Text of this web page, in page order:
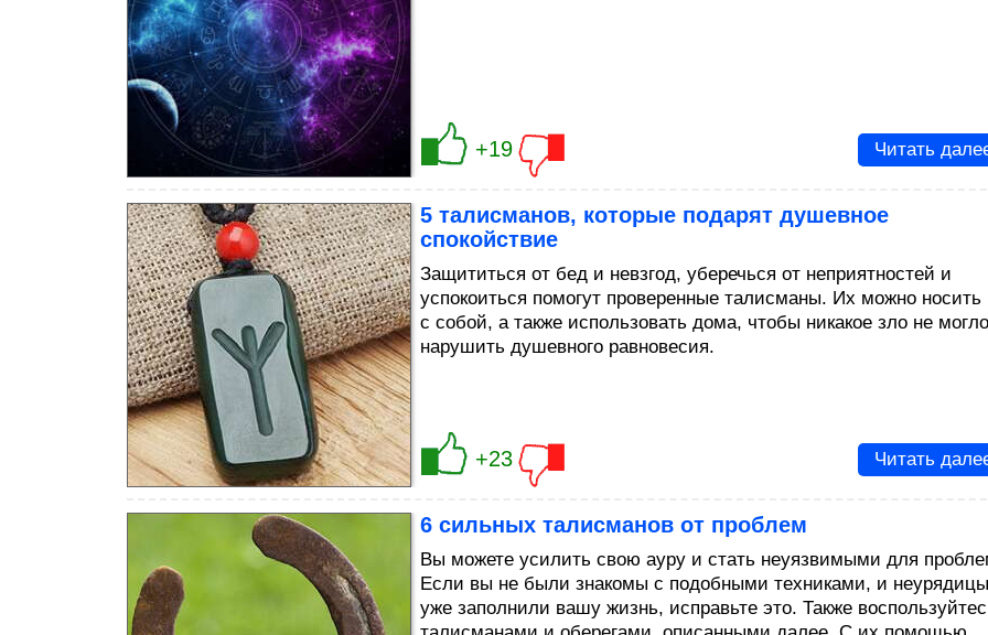
+19 Читать
5 талисманов, которые подарят душевное
спокойствие
Защититься от бед и невзгод, уберечься от неприятностей и
успокоиться помогут проверенные талисманы. Их можно носить
с собой, а также использовать дома, чтобы никакое зло не могло
нарушить душевного равновесия.
+23 Читать
6 сильных талисманов от проблем
Вы можете усилить свою ауру и стать неуязвимыми для
Если вы не были знакомы с подобными техниками, и неурядицы
уже заполнили вашу жизнь, исправьте это. Также